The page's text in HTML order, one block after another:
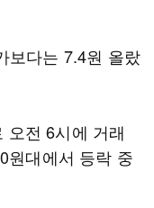
보다는 7.4원 올랐
오전 6시에 거래
원대에서 등락 중